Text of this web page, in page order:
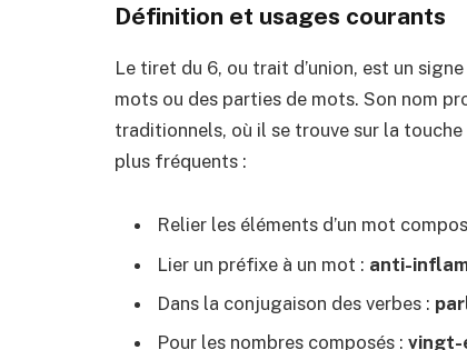
Définition et usages courants
Le tiret du 6, ou trait d’union, est un
mots ou des parties de mots. Son nom
traditionnels, où il se trouve sur la
plus fréquents :
Relier les éléments d’un mot
Lier un préfixe à un mot : anti-
Dans la conjugaison des verbes :
Pour les nombres composés : vingt-